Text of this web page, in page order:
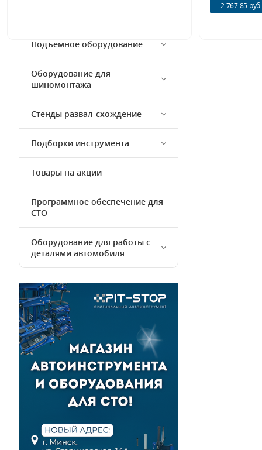
Подъемное оборудование
Оборудование для
шиномонтажа
Стенды развал-схождение
Подборки инструмента
Товары на акции
Программное обеспечение для
СТО
Оборудование для работы с
деталями автомобиля
2 767.85 руб.